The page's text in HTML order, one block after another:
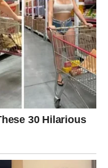
i
Partner će
a zajednički planovi
mira. Nesuglasice
a vi ćete
vremena s ljudima
jeste osjećaj da